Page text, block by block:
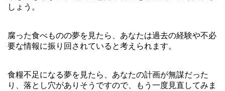
しょう。
腐った食べものの夢を見たら、あなたは過去の経験や不必
要な情報に振り回されていると考えられます。
食糧不足になる夢を見たら、あなたの計画が無謀だった
り、落とし穴がありそうですので、もう一度見直してみま